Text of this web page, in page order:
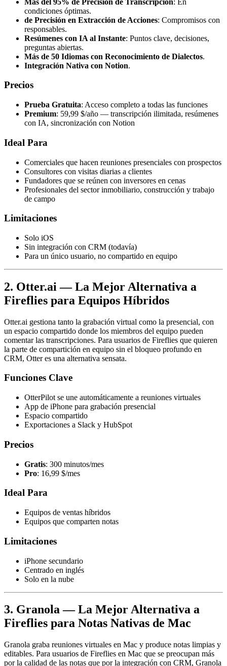
condiciones óptimas.
de Precisión en Extracción de Acciones: Compromisos con
responsables.
Resúmenes con IA al Instante: Puntos clave, decisiones,
preguntas abiertas.
Más de 50 Idiomas con Reconocimiento de Dialectos.
Integración Nativa con Notion.
Precios
Prueba Gratuita: Acceso completo a todas las funciones
Premium: 59,99 $/año — transcripción ilimitada, resúmenes
con IA, sincronización con Notion
Ideal Para
Comerciales que hacen reuniones presenciales con prospectos
Consultores con visitas diarias a clientes
Fundadores que se reúnen con inversores en cenas
Profesionales del sector inmobiliario, construcción y trabajo
de campo
Limitaciones
Solo iOS
Sin integración con CRM (todavía)
Para un único usuario, no compartido en equipo
2. Otter.ai — La Mejor Alternativa a
Fireflies para Equipos Híbridos
Otter.ai gestiona tanto la grabación virtual como la presencial, con
un espacio compartido donde los miembros del equipo pueden
comentar las transcripciones. Para usuarios de Fireflies que quieren
la parte de compartición en equipo sin el bloqueo profundo en
CRM, Otter es una alternativa sensata.
Funciones Clave
OtterPilot se une automáticamente a reuniones virtuales
App de iPhone para grabación presencial
Espacio compartido
Exportaciones a Slack y HubSpot
Precios
Gratis: 300 minutos/mes
Pro: 16,99 $/mes
Ideal Para
Equipos de ventas híbridos
Equipos que comparten notas
Limitaciones
iPhone secundario
Centrado en inglés
Solo en la nube
3. Granola — La Mejor Alternativa a
Fireflies para Notas Nativas de Mac
Granola graba reuniones virtuales en Mac y produce notas limpias y
editables. Para usuarios de Fireflies en Mac que se preocupan más
por la calidad de las notas que por la integración con CRM, Granola